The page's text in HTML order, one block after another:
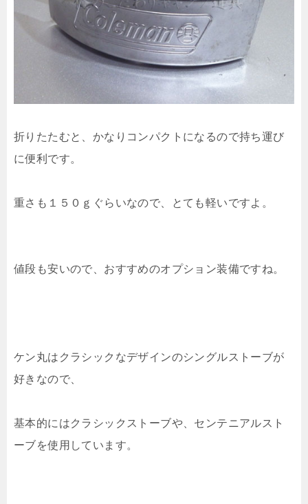
折りたたむと、かなりコンパクトになるので持ち運び
に便利です。
重さも１５０ｇぐらいなので、とても軽いですよ。
値段も安いので、おすすめのオプション装備ですね。
ケン丸はクラシックなデザインのシングルストーブが
好きなので、
基本的にはクラシックストーブや、センテニアルスト
ーブを使用しています。